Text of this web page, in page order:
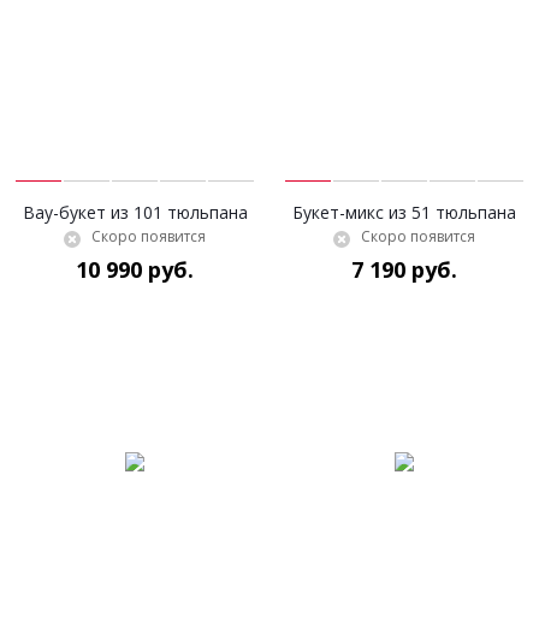
Вау-букет из 101 тюльпана
Скоро появится
10 990 руб.
Букет-микс из 51 тюльпана
Скоро появится
7 190 руб.